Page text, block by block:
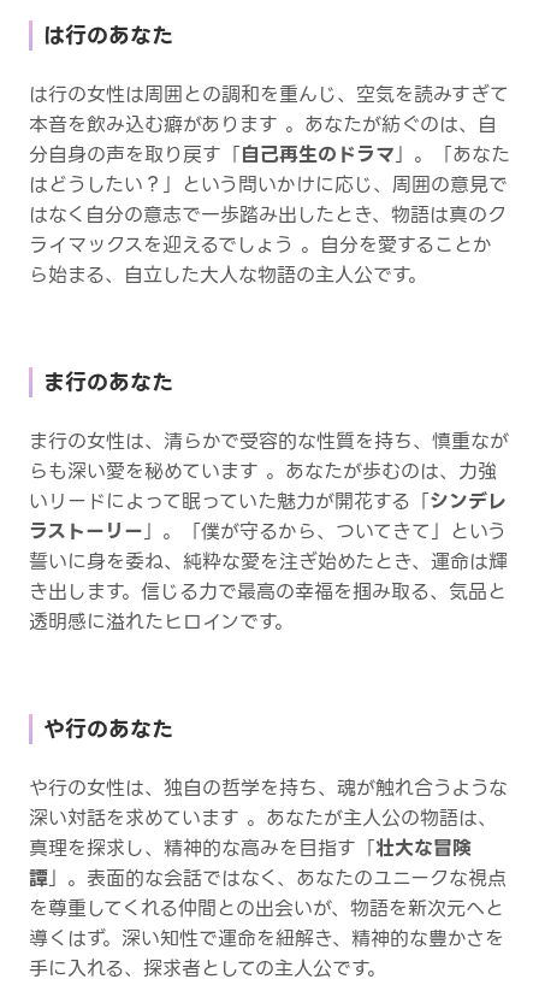
は行のあなた
は行の女性は周囲との調和を重んじ、空気を読みすぎて
本音を飲み込む癖があります 。あなたが紡ぐのは、自
分自身の声を取り戻す「自己再生のドラマ」。「あなた
はどうしたい？」という問いかけに応じ、周囲の意見で
はなく自分の意志で一歩踏み出したとき、物語は真のク
ライマックスを迎えるでしょう 。自分を愛することか
ら始まる、自立した大人な物語の主人公です。
ま行のあなた
ま行の女性は、清らかで受容的な性質を持ち、慎重なが
らも深い愛を秘めています 。あなたが歩むのは、力強
いリードによって眠っていた魅力が開花する「シンデレ
ラストーリー」。「僕が守るから、ついてきて」という
誓いに身を委ね、純粋な愛を注ぎ始めたとき、運命は輝
き出します。信じる力で最高の幸福を掴み取る、気品と
透明感に溢れたヒロインです。
や行のあなた
や行の女性は、独自の哲学を持ち、魂が触れ合うような
深い対話を求めています 。あなたが主人公の物語は、
真理を探求し、精神的な高みを目指す「壮大な冒険
譚」。表面的な会話ではなく、あなたのユニークな視点
を尊重してくれる仲間との出会いが、物語を新次元へと
導くはず。深い知性で運命を紐解き、精神的な豊かさを
手に入れる、探求者としての主人公です。